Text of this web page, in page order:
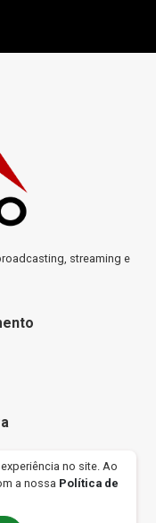
streaming e
no site. Ao
a nossa Política de